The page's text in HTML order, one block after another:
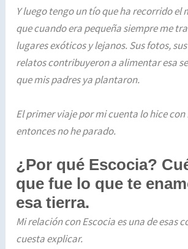
Y luego tengo un tío que ha recorrido el
que cuando era pequeña siempre me
lugares exóticos y lejanos. Sus fotos,
relatos contribuyeron a alimentar esa
que mis padres ya plantaron.
El primer viaje por mi cuenta lo hice con
entonces no he parado.
¿Por qué Escocia?
que fue lo que te
esa tierra.
Mi relación con Escocia es una de esas
cuesta explicar.